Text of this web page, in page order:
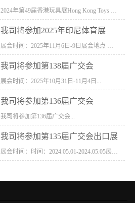
我司将参加2025年印尼体育展
我司将参加第138届广交会
展会时间：2025年10月31日-11月4日...
我司将参加第136届广交会
我司将参加第136届广交会...
我司将参加第135届广交会出口展
展会时间：时间：2024.05.01-2024.05.05展会地址：中国进出口商品交易会展馆福建康莱宝公司展位号12.1G37-38、H11-12，浙江康莱宝展位号17.1B23-24、C19-20...